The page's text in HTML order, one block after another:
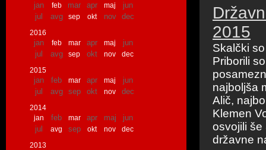
jan feb mar apr maj
jun
jul
avg sep okt nov dec
2016
jan feb mar apr maj
jun
jul
avg sep okt nov
dec
2015
jan feb mar apr maj
jun
jul
avg sep okt nov dec
2014
jan
feb mar apr maj
jun
jul
avg sep okt nov
dec
2013
2015
Skalčki
Priborili
najboljša
Alič,
Klemen
osvojili še
državne